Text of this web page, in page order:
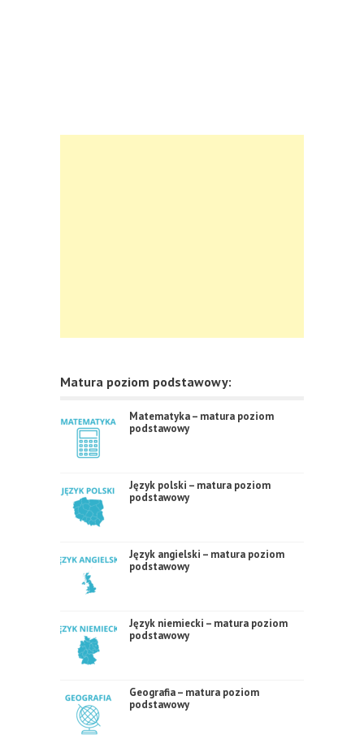
Matura poziom podstawowy:
Matematyka – matura poziom
podstawowy
Język polski – matura poziom
podstawowy
Język angielski – matura poziom
podstawowy
Język niemiecki – matura poziom
podstawowy
Geografia – matura poziom
podstawowy